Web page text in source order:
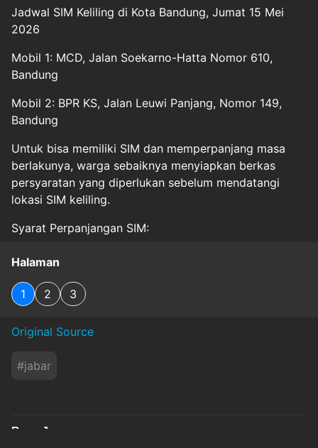
Jadwal SIM Keliling di Kota Bandung, Jumat 15 Mei
2026
Mobil 1: MCD, Jalan Soekarno-Hatta Nomor 610,
Bandung
Mobil 2: BPR KS, Jalan Leuwi Panjang, Nomor 149,
Bandung
Untuk bisa memiliki SIM dan memperpanjang masa
berlakunya, warga sebaiknya menyiapkan berkas
persyaratan yang diperlukan sebelum mendatangi
lokasi SIM keliling.
Syarat Perpanjangan SIM:
Halaman
1 2 3
Original Source
#jabar
Baca Juga